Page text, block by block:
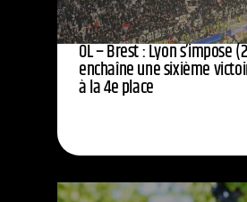
OL – Brest : Lyon s’impose
enchaîne une sixième
à la 4e place